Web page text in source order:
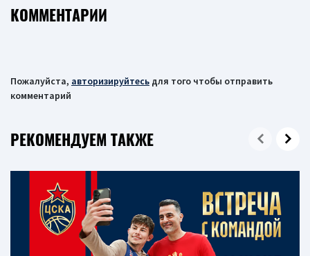
КОММЕНТАРИИ
Пожалуйста, авторизируйтесь для того чтобы отправить
комментарий
РЕКОМЕНДУЕМ ТАКЖЕ